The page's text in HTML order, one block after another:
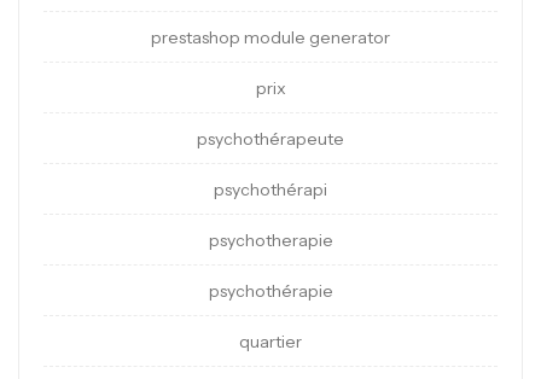
prestashop module generator
prix
psychothérapeute
psychothérapi
psychotherapie
psychothérapie
quartier